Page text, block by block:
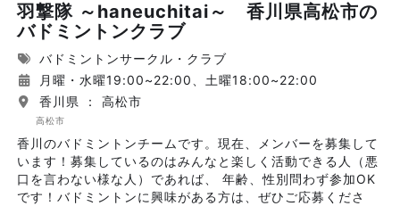
羽撃隊 ～haneuchitai～ 香川県高松市の
バドミントンクラブ
バドミントンサークル・クラブ
月曜・水曜19:00~22:00、土曜18:00~22:00
香川県 ： 高松市
高松市
香川のバドミントンチームです。現在、メンバーを募集して
います！募集しているのはみんなと楽しく活動できる人（悪
口を言わない様な人）であれば、 年齢、性別問わず参加OK
です！バドミントンに興味がある方は、ぜひご応募くださ